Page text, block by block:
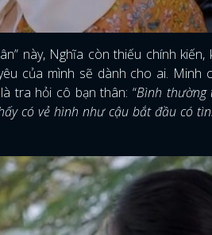
này, Nghĩa còn thiếu chính kiến,
của mình sẽ dành cho ai. Minh
tra hỏi cô bạn thân: “Bình thường
có vẻ hình như cậu bắt đầu có